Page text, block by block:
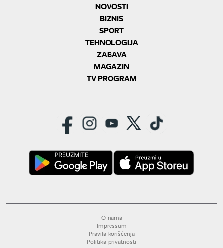
NOVOSTI
BIZNIS
SPORT
TEHNOLOGIJA
ZABAVA
MAGAZIN
TV PROGRAM
O nama
Impressum
Pravila korišćenja
Politika privatnosti